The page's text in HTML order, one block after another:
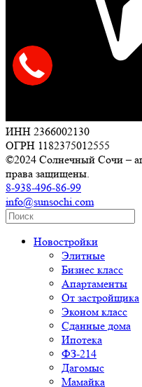
ИНН 2366002130
ОГРН 1182375012555
©2024 Солнечный Сочи –
права защищены.
8-938-496-86-99
info@sunsochi.com
Новостройки
Элитные
Бизнес класс
Апартаменты
От застройщика
Эконом класс
Сданные дома
Ипотека
ФЗ-214
Дагомыс
Мамайка